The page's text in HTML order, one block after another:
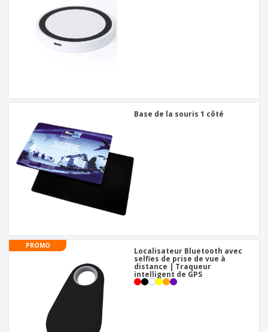
Base de la souris 1 côté
PROMO
Localisateur Bluetooth avec
selfies de prise de vue à
distance | Traqueur
intelligent de GPS